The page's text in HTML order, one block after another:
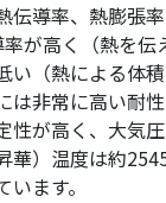
伝導率、熱膨張率
が高く（熱を伝
い（熱による体
は非常に高い耐性
性が高く、大気
華）温度は約
ます。